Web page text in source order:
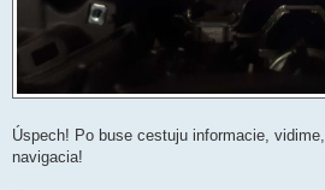
Úspech! Po buse cestuju informacie,
navigacia!